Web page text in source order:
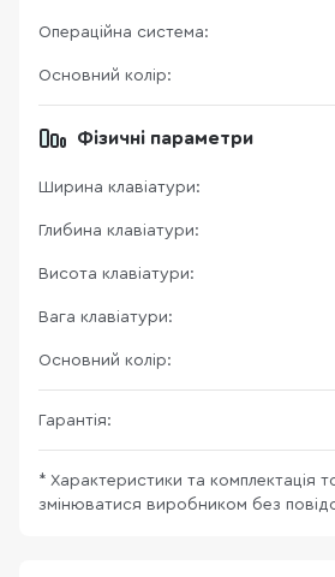
Операційна система:
Основний колір:
Фізичні параметри
Ширина клавіатури:
Глибина клавіатури:
Висота клавіатури:
Вага клавіатури:
Основний колір:
Гарантія:
* Характеристики та комплектація
змінюватися виробником без